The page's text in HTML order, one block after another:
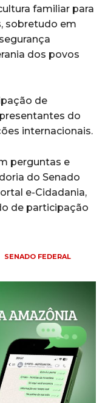
familiar para
sobretudo em
dos povos
de
do
internacionais.
perguntas e
do Senado
e-Cidadania,
de participação
SENADO FEDERAL